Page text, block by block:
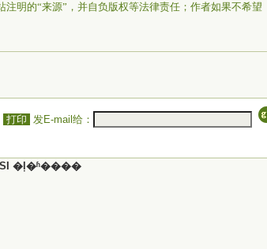
明的“来源”，并自负版权等法律责任；作者如果不希望
打印 发E-mail给：
�ļ�ʱ����